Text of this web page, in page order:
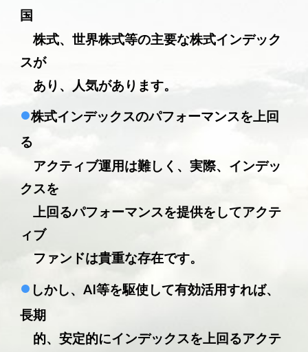
国
株式、世界株式等の主要な株式インデック
スが
あり、人気があります。
•株式インデックスのパフォーマンスを上回
る
アクティブ運用は難しく、実際、インデッ
クスを
上回るパフォーマンスを提供をしてアクテ
ィブ
ファンドは貴重な存在です。
• しかし、AI等を駆使して有効活用すれば、
長期
的、安定的にインデックスを上回るアクテ